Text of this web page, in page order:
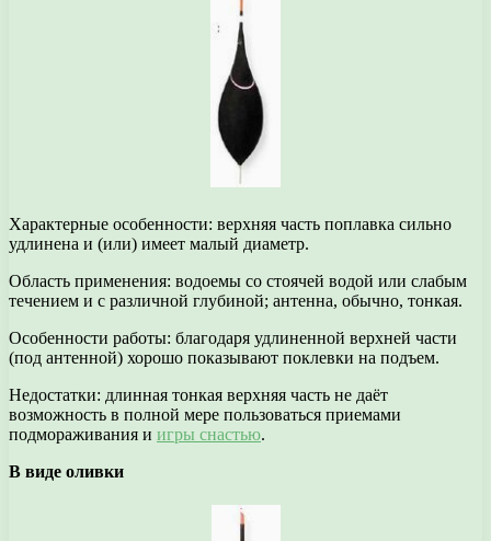
Характерные особенности: верхняя часть поплавка сильно
удлинена и (или) имеет малый диаметр.
Область применения: водоемы со стоячей водой или слабым
течением и с различной глубиной; антенна, обычно, тонкая.
Особенности работы: благодаря удлиненной верхней части
(под антенной) хорошо показывают поклевки на подъем.
Недостатки: длинная тонкая верхняя часть не даёт
возможность в полной мере пользоваться приемами
подмораживания и игры снастью.
В виде оливки